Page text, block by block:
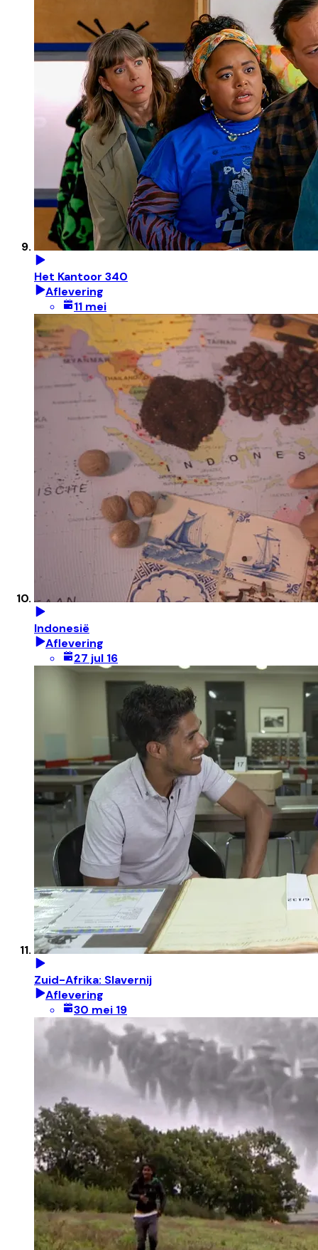
Het Kantoor 340
Aflevering
11 mei
Indonesië
Aflevering
27 jul 16
Zuid-Afrika: Slavernij
Aflevering
30 mei 19